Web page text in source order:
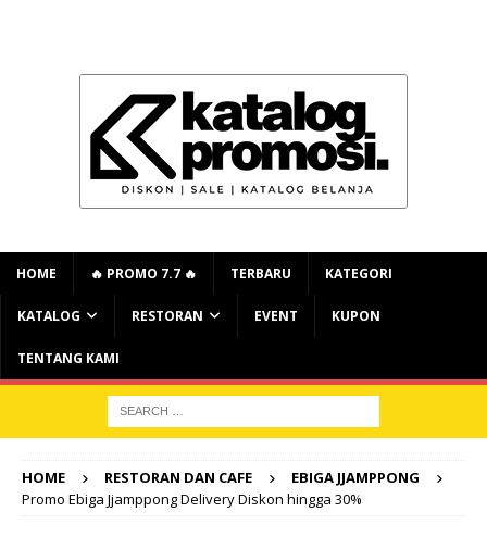
HOME 🔥 PROMO 7.7 🔥 TERBARU KATEGORI
KATALOG RESTORAN EVENT KUPON
TENTANG KAMI
HOME RESTORAN DAN CAFE
EBIGA JJAMPPONG
Promo Ebiga Jjamppong Delivery Diskon hingga 30%